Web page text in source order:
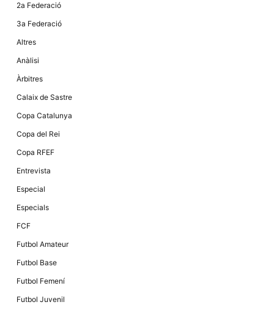
2a Federació
3a Federació
Altres
Anàlisi
Àrbitres
Calaix de Sastre
Copa Catalunya
Copa del Rei
Copa RFEF
Entrevista
Especial
Especials
FCF
Futbol Amateur
Futbol Base
Futbol Femení
Futbol Juvenil